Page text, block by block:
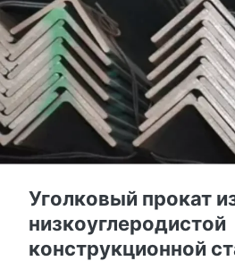
Уголковый прокат
низкоуглеродистой
конструкционной